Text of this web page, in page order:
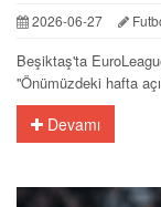
2026-06-27
Beşiktaş'ta
''Önümüzdeki hafta
Devamı